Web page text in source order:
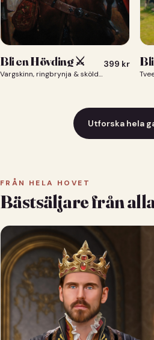
Bli en Hövding ⚔️
Vargskinn, ringbrynja & sköld — du som nordisk krigsherre ⚔️
399 kr
Utforska hela
FRÅN HELA HOVET
Bästsäljare från